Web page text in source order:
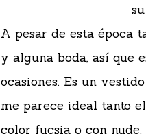
A pesar de esta época
y alguna boda, así que
ocasiones. Es un
me parece ideal tanto
color fucsia o con